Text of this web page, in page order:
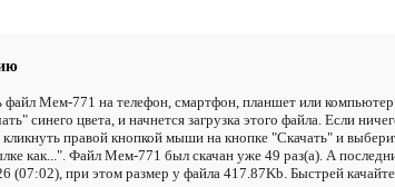
файл Мем-771 на телефон, смартфон, планшет или
синего цвета, и начнется загрузка этого файла. Если
правой кнопкой мыши на кнопке "Скачать" и
как...". Файл Мем-771 был скачан уже 49 раз(а). А
(07:02), при этом размер у файла 417.87Kb. Быстрей